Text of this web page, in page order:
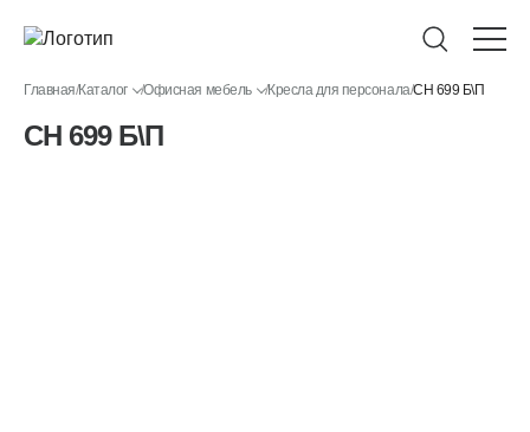
Главная/Каталог /Офисная мебель /Кресла для персонала/CH 699 Б\П
CH 699 Б\П